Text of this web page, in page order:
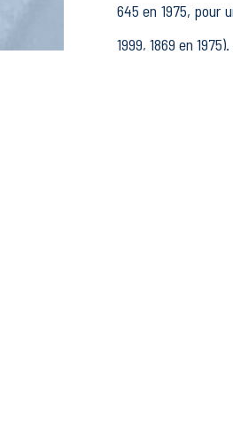
645 en 1975, pour
1999, 1869 en 1975).